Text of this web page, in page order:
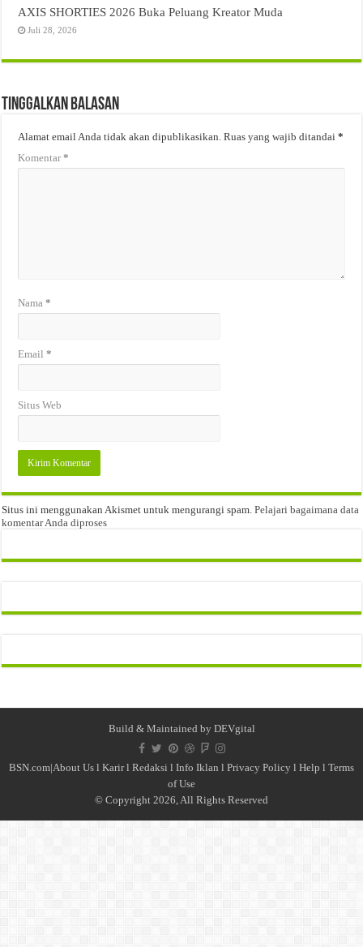
AXIS SHORTIES 2026 Buka Peluang Kreator Muda
Juli 28, 2026
Tinggalkan Balasan
Alamat email Anda tidak akan dipublikasikan. Ruas yang wajib ditandai*
Komentar*
Nama*
Email*
Situs Web
Situs ini menggunakan Akismet untuk mengurangi spam.Pelajari bagaimana data
komentar Anda diproses
Build & Maintained by DEVgital
BSN.com|About Us l Karirl Redaksi l Info Iklan l Privacy Policy l Help l Terms
of Use
© Copyright 2026, All Rights Reserved